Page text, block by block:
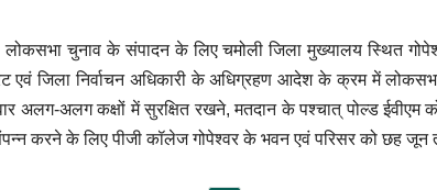
लोकसभा चुनाव के संपादन के लिए चमोली जिला मुख्यालय स्थित
एवं जिला निर्वाचन अधिकारी के अधिग्रहण आदेश के क्रम में
अलग-अलग कक्षों में सुरक्षित रखने, मतदान के पश्चात् पोल्ड ईवीएम
संपन्न करने के लिए पीजी कॉलेज गोपेश्वर के भवन एवं परिसर को छह जून